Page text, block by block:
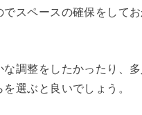
でスペースの確保をして
な調整をしたかったり、
選ぶと良いでしょう。